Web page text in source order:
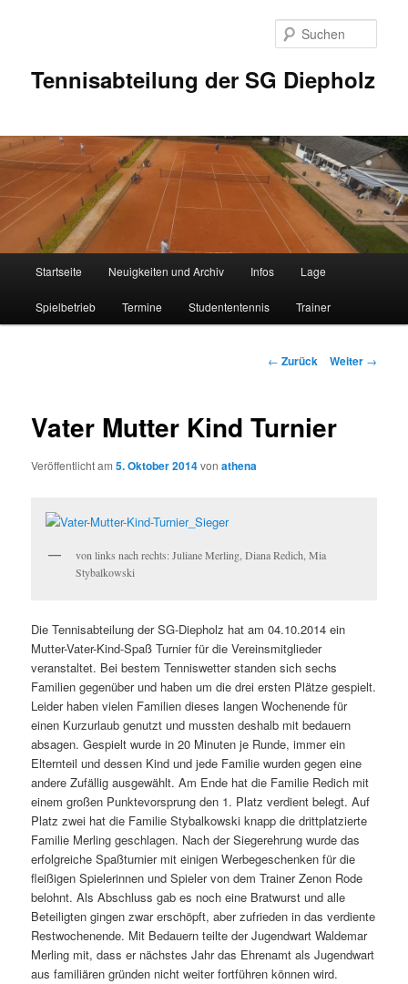
Tennisabteilung der SG Diepholz
Startseite Neuigkeiten und Archiv Infos Lage
Spielbetrieb Termine Studententennis Trainer
Beitrags-
← Zurück Weiter →
Vater Mutter Kind Turnier
Veröffentlicht am5. Oktober 2014vonathena
von links nach rechts: Juliane Merling, Diana Redich, Mia
Stybalkowski
Die Tennisabteilung der SG-Diepholz hat am 04.10.2014 ein
Mutter-Vater-Kind-Spaß Turnier für die Vereinsmitglieder
veranstaltet. Bei bestem Tenniswetter standen sich sechs
Familien gegenüber und haben um die drei ersten Plätze gespielt.
Leider haben vielen Familien dieses langen Wochenende für
einen Kurzurlaub genutzt und mussten deshalb mit bedauern
absagen. Gespielt wurde in 20 Minuten je Runde, immer ein
Elternteil und dessen Kind und jede Familie wurden gegen eine
andere Zufällig ausgewählt. Am Ende hat die Familie Redich mit
einem großen Punktevorsprung den 1. Platz verdient belegt. Auf
Platz zwei hat die Familie Stybalkowski knapp die drittplatzierte
Familie Merling geschlagen. Nach der Siegerehrung wurde das
erfolgreiche Spaßturnier mit einigen Werbegeschenken für die
fleißigen Spielerinnen und Spieler von dem Trainer Zenon Rode
belohnt. Als Abschluss gab es noch eine Bratwurst und alle
Beteiligten gingen zwar erschöpft, aber zufrieden in das verdiente
Restwochenende. Mit Bedauern teilte der Jugendwart Waldemar
Merling mit, dass er nächstes Jahr das Ehrenamt als Jugendwart
aus familiären gründen nicht weiter fortführen können wird.